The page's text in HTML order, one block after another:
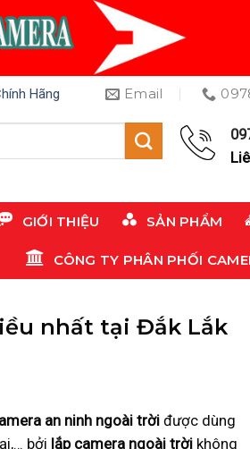
Hãng Email
GIỚI THIỆU SẢN PHẨM
CÔNG TY PHÂN PHỐI
nhất tại Đắk Lắk
an ninh ngoài trời được dùng
bởi lắp camera ngoài trời không